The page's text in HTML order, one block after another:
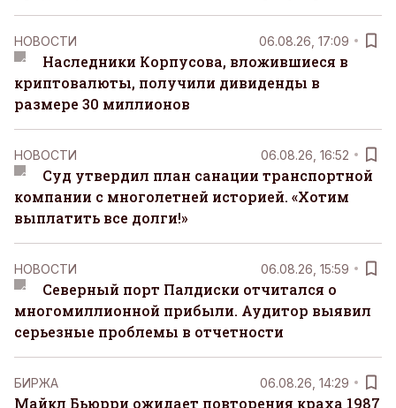
НОВОСТИ 06.08.26, 17:09
Наследники Корпусова, вложившиеся в
криптовалюты, получили дивиденды в
размере 30 миллионов
НОВОСТИ 06.08.26, 16:52
Суд утвердил план санации транспортной
компании с многолетней историей. «Хотим
выплатить все долги!»
НОВОСТИ 06.08.26, 15:59
Северный порт Палдиски отчитался о
многомиллионной прибыли. Аудитор выявил
серьезные проблемы в отчетности
БИРЖА 06.08.26, 14:29
Майкл Бьюрри ожидает повторения краха 1987